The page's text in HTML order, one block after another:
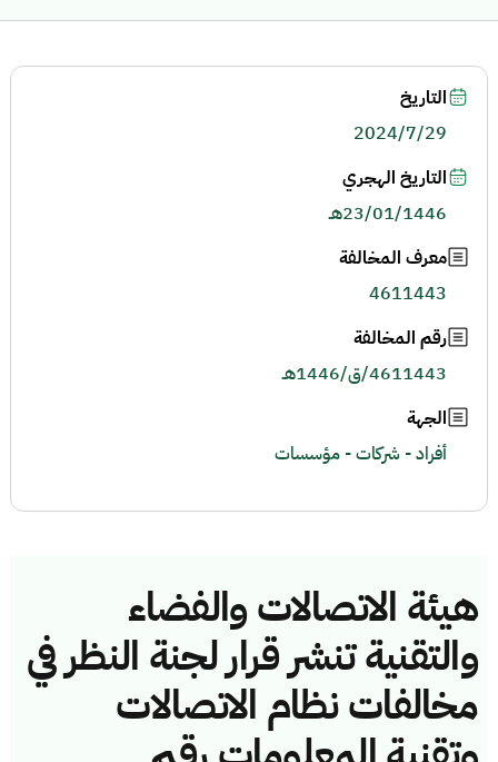
هيئة الاتصالات والفضاء
والتقنية تنشر قرار لجنة النظر في
مخالفات نظام الاتصالات
التاريخ
2024/7/29
التاريخ الهجري
23/01/1446هـ
معرف المخالفة
4611443
رقم المخالفة
4611443/ق/1446هـ
الجهة
أفراد - شركات - مؤسسات